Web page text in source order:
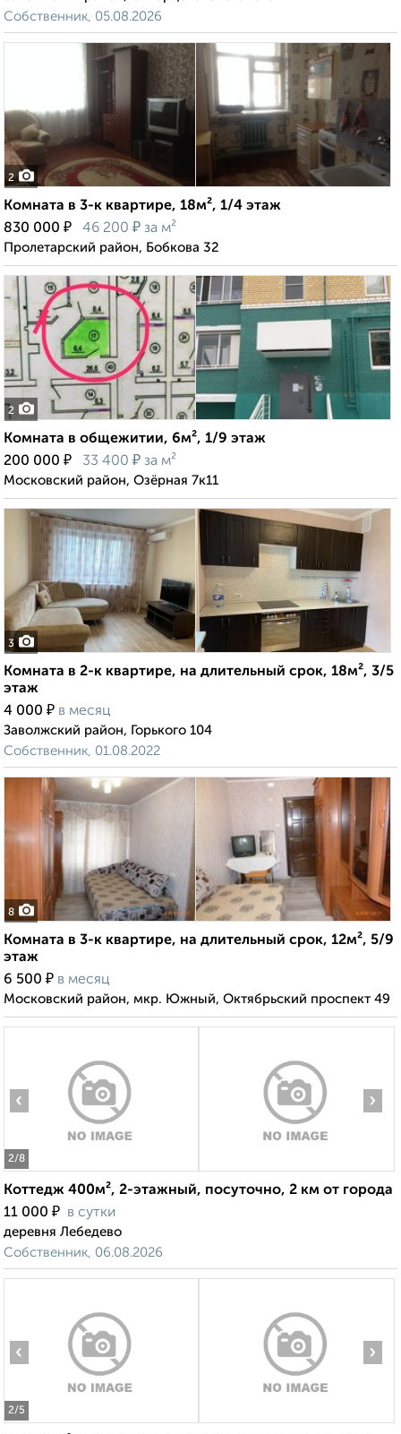
Собственник, 05.08.2026
2
Комната в 3-к квартире, 18м², 1/4 этаж
830 000 ₽ 46 200 ₽ за м²
Пролетарский район, Бобкова 32
2
Комната в общежитии, 6м², 1/9 этаж
200 000 ₽ 33 400 ₽ за м²
Московский район, Озёрная 7к11
3
Комната в 2-к квартире, на длительный срок, 18м², 3/5
этаж
4 000 ₽ в месяц
Заволжский район, Горького 104
Собственник, 01.08.2022
8
Комната в 3-к квартире, на длительный срок, 12м², 5/9
этаж
6 500 ₽ в месяц
Московский район, мкр. Южный, Октябрьский проспект 49
2/8
‹ ›
Коттедж 400м², 2-этажный, посуточно, 2 км от города
11 000 ₽ в сутки
деревня Лебедево
Собственник, 06.08.2026
2/5
‹ ›